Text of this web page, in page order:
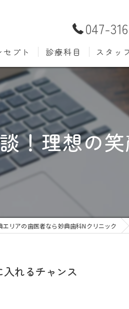
047-
セプト 診療科目
むし歯治療
小児歯科
口腔外科
ホワイトニング
大人の矯正
スタッフ
！理想の
エリアの歯医者なら妙典歯科Nクリニック
れるチャンス